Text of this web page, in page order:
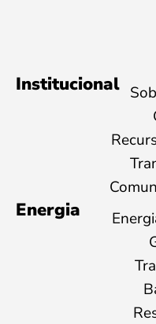
Institucional
Energia